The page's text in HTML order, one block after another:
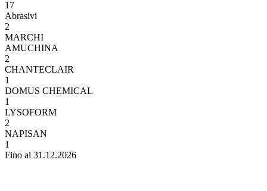
17
Abrasivi
2
MARCHI
AMUCHINA
2
CHANTECLAIR
1
DOMUS CHEMICAL
1
LYSOFORM
2
NAPISAN
1
Fino al 31.12.2026